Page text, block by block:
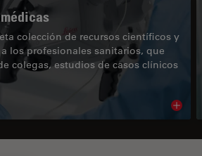
colección de recursos científicos y
los profesionales sanitarios, que
colegas, estudios de casos clínicos